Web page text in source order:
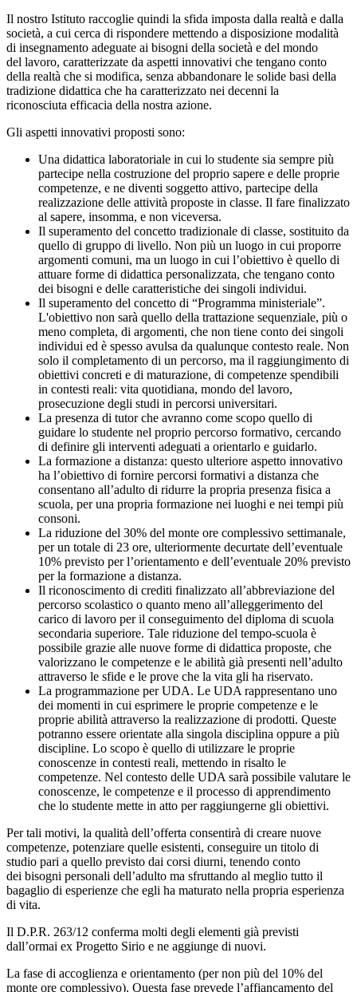
Il nostro Istituto raccoglie quindi la sfida imposta dalla realtà e dalla
società, a cui cerca di rispondere mettendo a disposizione modalità
di insegnamento adeguate ai bisogni della società e del mondo
del lavoro, caratterizzate da aspetti innovativi che tengano conto
della realtà che si modifica, senza abbandonare le solide basi della
tradizione didattica che ha caratterizzato nei decenni la
riconosciuta efficacia della nostra azione.
Gli aspetti innovativi proposti sono:
Una didattica laboratoriale in cui lo studente sia sempre più
partecipe nella costruzione del proprio sapere e delle proprie
competenze, e ne diventi soggetto attivo, partecipe della
realizzazione delle attività proposte in classe. Il fare finalizzato
al sapere, insomma, e non viceversa.
Il superamento del concetto tradizionale di classe, sostituito da
quello di gruppo di livello. Non più un luogo in cui proporre
argomenti comuni, ma un luogo in cui l’obiettivo è quello di
attuare forme di didattica personalizzata, che tengano conto
dei bisogni e delle caratteristiche dei singoli individui.
Il superamento del concetto di “Programma ministeriale”.
L'obiettivo non sarà quello della trattazione sequenziale, più o
meno completa, di argomenti, che non tiene conto dei singoli
individui ed è spesso avulsa da qualunque contesto reale. Non
solo il completamento di un percorso, ma il raggiungimento di
obiettivi concreti e di maturazione, di competenze spendibili
in contesti reali: vita quotidiana, mondo del lavoro,
prosecuzione degli studi in percorsi universitari.
La presenza di tutor che avranno come scopo quello di
guidare lo studente nel proprio percorso formativo, cercando
di definire gli interventi adeguati a orientarlo e guidarlo.
La formazione a distanza: questo ulteriore aspetto innovativo
ha l’obiettivo di fornire percorsi formativi a distanza che
consentano all’adulto di ridurre la propria presenza fisica a
scuola, per una propria formazione nei luoghi e nei tempi più
consoni.
La riduzione del 30% del monte ore complessivo settimanale,
per un totale di 23 ore, ulteriormente decurtate dell’eventuale
10% previsto per l’orientamento e dell’eventuale 20% previsto
per la formazione a distanza.
Il riconoscimento di crediti finalizzato all’abbreviazione del
percorso scolastico o quanto meno all’alleggerimento del
carico di lavoro per il conseguimento del diploma di scuola
secondaria superiore. Tale riduzione del tempo-scuola è
possibile grazie alle nuove forme di didattica proposte, che
valorizzano le competenze e le abilità già presenti nell’adulto
attraverso le sfide e le prove che la vita gli ha riservato.
La programmazione per UDA. Le UDA rappresentano uno
dei momenti in cui esprimere le proprie competenze e le
proprie abilità attraverso la realizzazione di prodotti. Queste
potranno essere orientate alla singola disciplina oppure a più
discipline. Lo scopo è quello di utilizzare le proprie
conoscenze in contesti reali, mettendo in risalto le
competenze. Nel contesto delle UDA sarà possibile valutare le
conoscenze, le competenze e il processo di apprendimento
che lo studente mette in atto per raggiungerne gli obiettivi.
Per tali motivi, la qualità dell’offerta consentirà di creare nuove
competenze, potenziare quelle esistenti, conseguire un titolo di
studio pari a quello previsto dai corsi diurni, tenendo conto
dei bisogni personali dell’adulto ma sfruttando al meglio tutto il
bagaglio di esperienze che egli ha maturato nella propria esperienza
di vita.
Il D.P.R. 263/12 conferma molti degli elementi già previsti
dall’ormai ex Progetto Sirio e ne aggiunge di nuovi.
La fase di accoglienza e orientamento (per non più del 10% del
monte ore complessivo). Questa fase prevede l’affiancamento del